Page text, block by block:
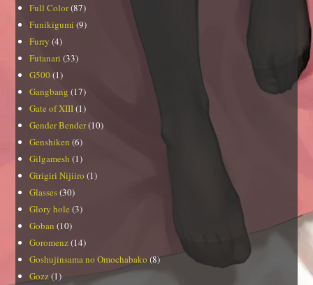
Full Color(87)
Funikigumi (9)
Furry (4)
Futanari (33)
G500 (1)
Gangbang (17)
Gate of XIII(1)
Gender Bender(10)
Genshiken (6)
Gilgamesh (1)
Girigiri Nijiiro (1)
Glasses(30)
Glory hole (3)
Goban (10)
Goromenz(14)
Goshujinsama no Omochabako (8)
Gozz(1)